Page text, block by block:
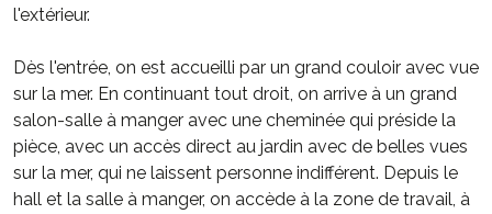
l'extérieur.
Dès l'entrée, on est accueilli par un grand couloir avec vue
sur la mer. En continuant tout droit, on arrive à un grand
salon-salle à manger avec une cheminée qui préside la
pièce, avec un accès direct au jardin avec de belles vues
sur la mer, qui ne laissent personne indifférent. Depuis le
hall et la salle à manger, on accède à la zone de travail, à